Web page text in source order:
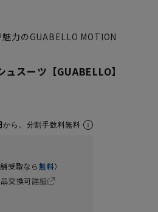
力のGUABELLO MOTION
スーツ【GUABELLO】
から。分割手数料無料
受取なら無料）
交換可詳細